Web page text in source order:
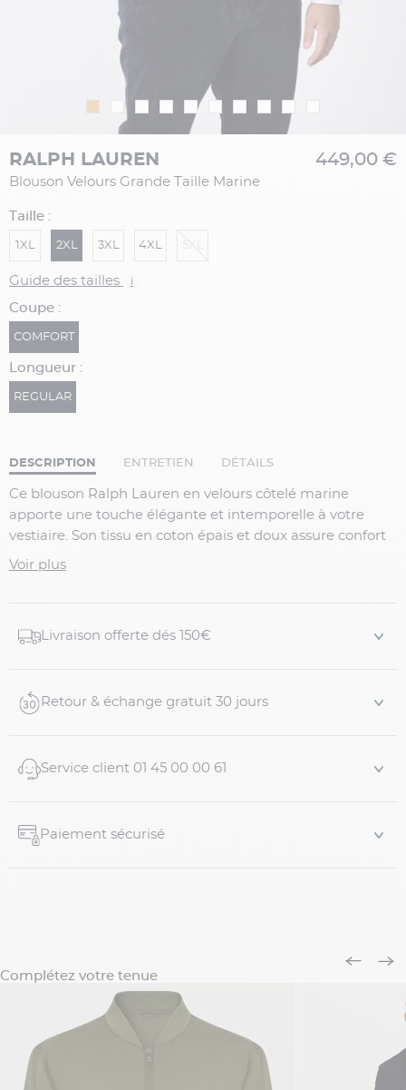
RALPH LAUREN
Blouson Velours Grande Taille Marine
449,00 €
Taille :
1XL 2XL 3XL 4XL
Guide des tailles i
Coupe :
COMFORT
Longueur :
REGULAR
DESCRIPTION ENTRETIEN DÉTAILS
Ce blouson Ralph Lauren en velours côtelé marine
apporte une touche élégante et intemporelle à votre
vestiaire. Son tissu en coton épais et doux assure confort
et chaleur, idéal pour les journées fraîches. La doublure
Fermeture zippée métallique avec tirette en cuir
Voir plus
Livraison offerte dés 150€
Retour & échange gratuit 30 jours
Service client 01 45 00 00 61
Paiement sécurisé
Complétez votre tenue